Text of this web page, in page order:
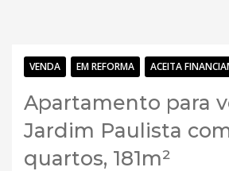
VENDA EM REFORMA ACEITA
Apartamento para
Jardim Paulista
quartos, 181m²